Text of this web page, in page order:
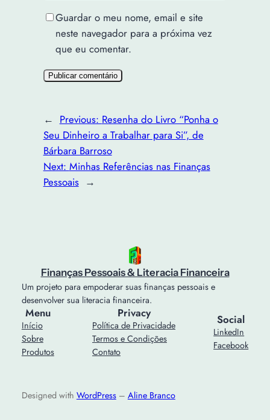
Guardar o meu nome, email e site
neste navegador para a próxima vez
que eu comentar.
← Previous: Resenha do Livro “Ponha o
Seu Dinheiro a Trabalhar para Si”, de
Bárbara Barroso
Next: Minhas Referências nas Finanças
Pessoais →
Finanças Pessoais & Literacia Financeira
Um projeto para empoderar suas finanças pessoais e
desenvolver sua literacia financeira.
Menu
Início
Sobre
Produtos
Privacy
Política de Privacidade
Termos e Condições
Contato
Social
LinkedIn
Facebook
Designed with WordPress– Aline Branco